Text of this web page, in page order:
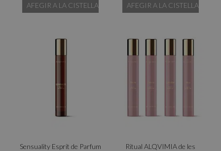
AFEGIR A LA CISTELLA AFEGIR A LA CISTELLA
Sensuality Esprit de Parfum
Ritual ALQVIMIA de les